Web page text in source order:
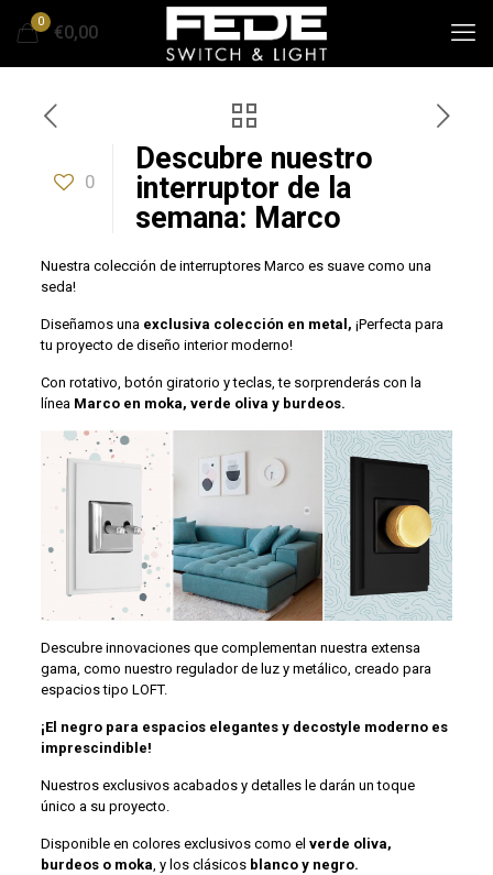
0
€0,00
0
Descubre nuestro
interruptor de la
semana: Marco
Nuestra colección de interruptores Marco es suave como una
seda!
Diseñamos una exclusiva colección en metal, ¡Perfecta para
tu proyecto de diseño interior moderno!
Con rotativo, botón giratorio y teclas, te sorprenderás con la
línea Marco en moka, verde oliva y burdeos.
Descubre innovaciones que complementan nuestra extensa
gama, como nuestro regulador de luz y metálico, creado para
espacios tipo LOFT.
¡El negro para espacios elegantes y decostyle moderno es
imprescindible!
Nuestros exclusivos acabados y detalles le darán un toque
único a su proyecto.
Disponible en colores exclusivos como el verde oliva,
burdeos o moka, y los clásicos blanco y negro.